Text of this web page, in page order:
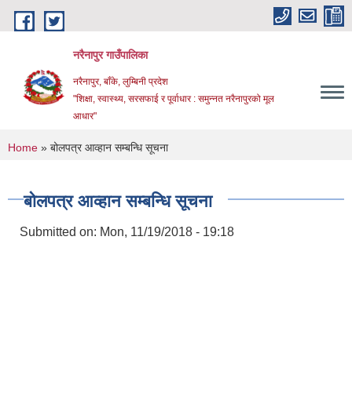
Skip to main content
नरैनापुर गाउँपालिका
नरैनापुर, बाँके, लुम्बिनी प्रदेश
"शिक्षा, स्वास्थ्य, सरसफाई र पूर्वाधार : समुन्नत नरैनापुरको मूल
आधार"
You are here
Home » बोलपत्र आव्हान सम्बन्धि सूचना
बोलपत्र आव्हान सम्बन्धि सूचना
Submitted on: Mon, 11/19/2018 - 19:18